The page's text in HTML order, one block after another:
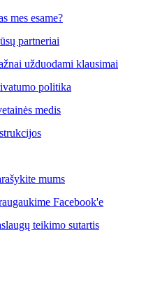
mes esame?
partneriai
užduodami klausimai
politika
medis
mums
Facebook'e
teikimo sutartis